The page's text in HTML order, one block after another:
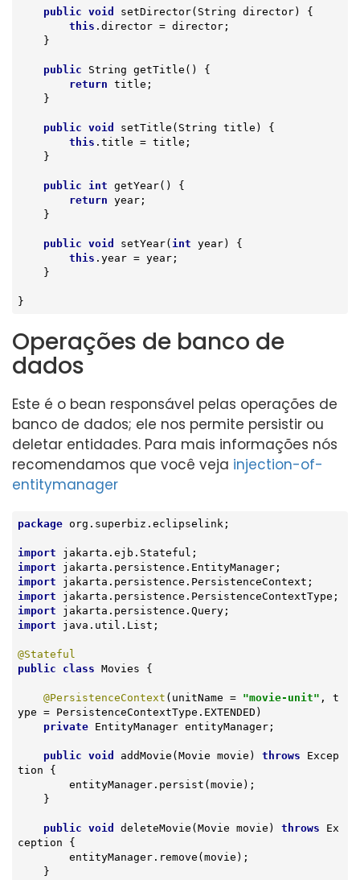
public void setDirector(String director)
{
this .director = director;
public String getTitle ()
{
return title;
public void setTitle (String title)
{
this .title = title;
public int getYear()
{
return year;
public void setYear( int year)
{
this .year = year;
}
Operações de banco de
dados
Este é o bean responsável pelas operações de
banco de dados; ele nos permite persistir ou
deletar entidades. Para mais informações nós
recomendamos que você veja injection-of-
entitymanager
package org.superbiz.eclipselink;
import
import
import
import
import
import java.util.List;
@Stateful
public
class Movies {
@PersistenceContext (unitName = "movie-unit" , t
ype = PersistenceContextType.EXTENDED)
private EntityManager entityManager;
public void addMovie (Movie movie) throws Excep
tion {
public void deleteMovie (Movie movie) throws Ex
ception {